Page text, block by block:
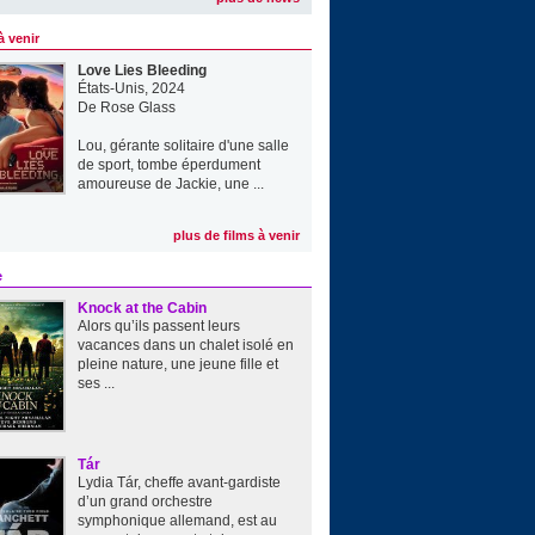
venir
Love Lies Bleeding
États-Unis, 2024
De Rose Glass
Lou, gérante solitaire d'une salle
de sport, tombe éperdument
amoureuse de Jackie, une ...
plus de films à venir
Knock at the Cabin
Alors qu’ils passent leurs
vacances dans un chalet isolé en
pleine nature, une jeune fille et
ses ...
Tár
Lydia Tár, cheffe avant-gardiste
d’un grand orchestre
symphonique allemand, est au